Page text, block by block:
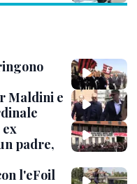
Maldini e
padre,
l'eFoil